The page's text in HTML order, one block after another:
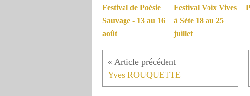
Festival de Poésie
Sauvage - 13 au 16
août
Festival Voix Vives
à Sète 18 au 25
juillet
Yves ROUQUETTE